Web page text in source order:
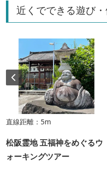
近くでできる遊び
直線距離：5m
松阪霊地 五福神をめぐるウ
ォーキングツアー